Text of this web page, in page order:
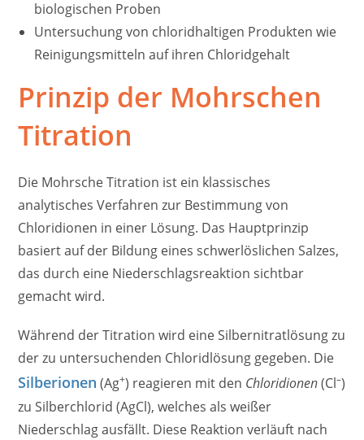
biologischen Proben
Untersuchung von chloridhaltigen Produkten wie
Reinigungsmitteln auf ihren Chloridgehalt
Prinzip der Mohrschen
Titration
Die Mohrsche Titration ist ein klassisches
analytisches Verfahren zur Bestimmung von
Chloridionen in einer Lösung. Das Hauptprinzip
basiert auf der Bildung eines schwerlöslichen Salzes,
das durch eine Niederschlagsreaktion sichtbar
gemacht wird.
Während der Titration wird eine Silbernitratlösung zu
der zu untersuchenden Chloridlösung gegeben. Die
Silberionen (Ag+) reagieren mit den Chloridionen(Cl–)
zu Silberchlorid (AgCl), welches als weißer
Niederschlag ausfällt. Diese Reaktion verläuft nach